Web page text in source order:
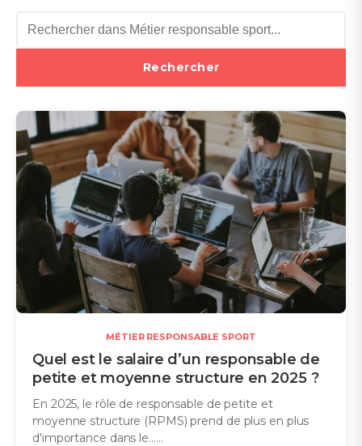
Rechercher
MÉTIER RESPONSABLE SPORT
Quel est le salaire d’un responsable de
petite et moyenne structure en 2025 ?
En 2025, le rôle de responsable de petite et
moyenne structure (RPMS) prend de plus en plus
d'importance dans le…...